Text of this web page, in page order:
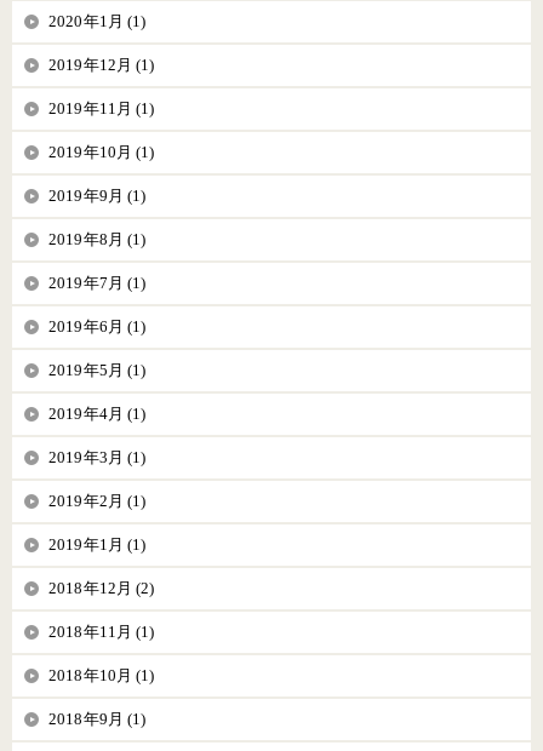
2020年1月 (1)
2019年12月 (1)
2019年11月 (1)
2019年10月 (1)
2019年9月 (1)
2019年8月 (1)
2019年7月 (1)
2019年6月 (1)
2019年5月 (1)
2019年4月 (1)
2019年3月 (1)
2019年2月 (1)
2019年1月 (1)
2018年12月 (2)
2018年11月 (1)
2018年10月 (1)
2018年9月 (1)